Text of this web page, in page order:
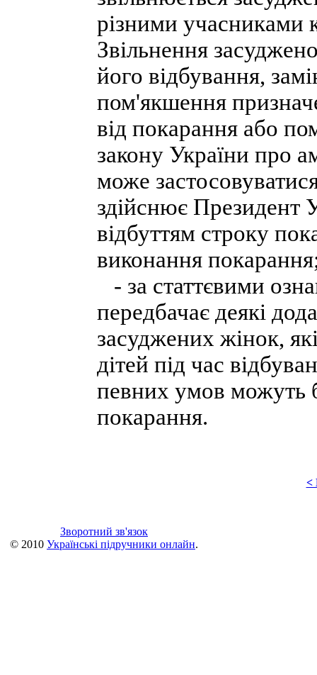
різними учасниками
Звільнення
його відбування,
пом'якшення
від покарання або
закону України про
може
здійснює Президент
відбуттям строку
виконання
- за статтєвими
передбачає деякі
засуджених жінок,
дітей під час
певних умов можуть
покарання.
<
Зворотний зв'язок
© 2010 Українські підручники онлайн.